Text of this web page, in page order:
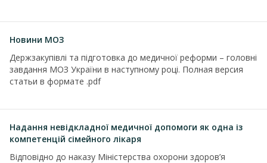
Новини МОЗ
Держзакупівлі та підготовка до медичної реформи – головні
завдання МОЗ України в наступному році. Полная версия
статьи в формате .pdf
Надання невідкладної медичної допомоги як одна із
компетенцій сімейного лікаря
Відповідно до наказу Міністерства охорони здоров’я